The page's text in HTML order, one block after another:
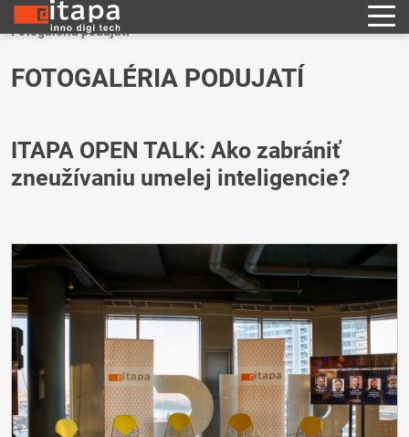
Fotogaléria podujatí
FOTOGALÉRIA PODUJATÍ
ITAPA OPEN TALK: Ako zabrániť
zneužívaniu umelej inteligencie?